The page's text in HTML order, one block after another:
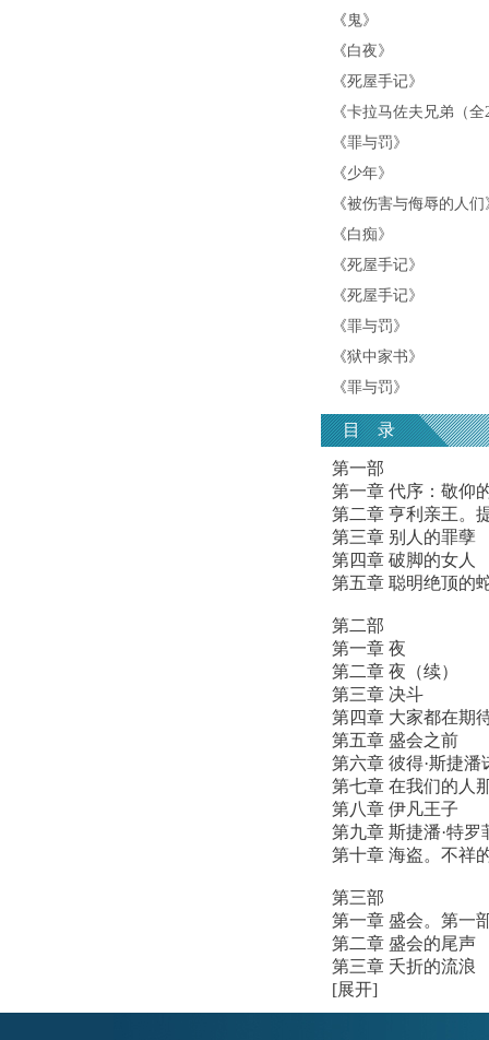
《 鬼》
《白夜》
《死屋手记》
《卡拉马佐夫兄弟（全
《罪与罚》
《少年》
《被伤害与侮辱的人们
《白痴》
《死屋手记》
《死屋手记》
《罪与罚》
《狱中家书》
《罪与罚》
目 录
第一部
第一章 代序：敬仰
第二章 亨利亲王。
第三章 别人的罪孽
第四章 破脚的女人
第五章 聪明绝顶的
第二部
第一章 夜
第二章 夜（续）
第三章 决斗
第四章 大家都在期
第五章 盛会之前
第六章 彼得·斯捷潘
第七章 在我们的人
第八章 伊凡王子
第九章 斯捷潘·特
第十章 海盗。不祥
第三部
第一章 盛会。第一
第二章 盛会的尾声
第三章 夭折的流浪
[展开]